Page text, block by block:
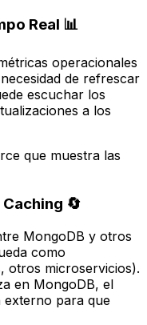
Real 📊
operacionales
de refrescar
escuchar los
a los
que muestra las
🔄
MongoDB y otros
como
otros microservicios).
en MongoDB, el
externo para que